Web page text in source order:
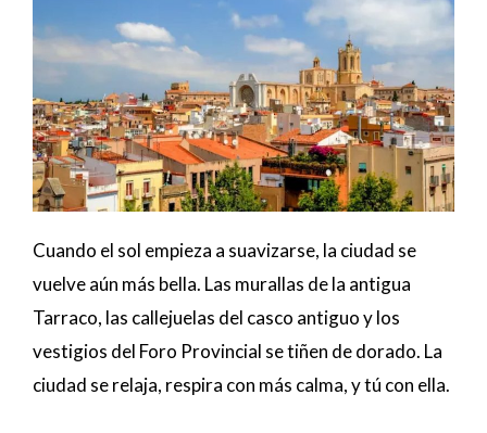
Cuando el sol empieza a suavizarse, la ciudad se
vuelve aún más bella. Las murallas de la antigua
Tarraco, las callejuelas del casco antiguo y los
vestigios del Foro Provincial se tiñen de dorado. La
ciudad se relaja, respira con más calma, y tú con ella.